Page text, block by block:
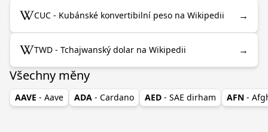
CUC - Kubánské konvertibilní peso na Wikipedii →
TWD - Tchajwanský dolar na Wikipedii →
Všechny měny
AAVE - Aave ADA - Cardano AED - SAE dirham AFN -